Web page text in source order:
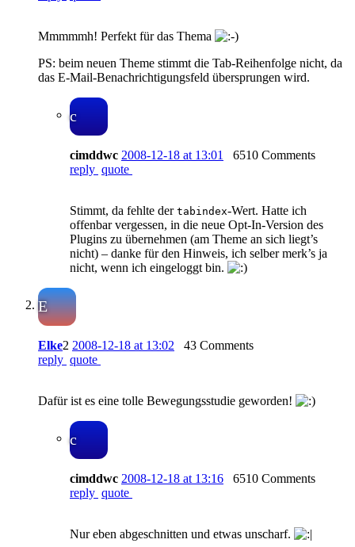
Mmmmmh! Perfekt für das Thema
PS: beim neuen Theme stimmt die Tab-Reihenfolge nicht, da
das E-Mail-Benachrichtigungsfeld übersprungen wird.
c
cimddwc 2008-12-18 at 13:01
6510 Comments
reply quote
Stimmt, da fehlte der tabindex-Wert. Hatte ich
offenbar vergessen, in die neue Opt-In-Version des
Plugins zu übernehmen (am Theme an sich liegt’s
nicht) – danke für den Hinweis, ich selber merk’s ja
nicht, wenn ich eingeloggt bin.
E
Elke2 2008-12-18 at 13:02
43 Comments
reply quote
Dafür ist es eine tolle Bewegungsstudie geworden!
c
cimddwc 2008-12-18 at 13:16
6510 Comments
reply quote
Nur eben abgeschnitten und etwas unscharf.